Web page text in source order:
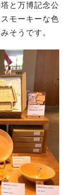
と万博記念公
モーキーな色
そうです。